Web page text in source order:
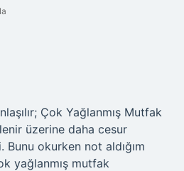
Çok Yağlanmış Mutfak
üzerine daha cesur
okurken not aldığım
yağlanmış mutfak